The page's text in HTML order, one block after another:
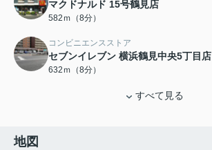
マクドナルド 15号鶴見店
582ｍ（8分）
コンビニエンスストア
セブンイレブン 横浜鶴見中央5丁目店
632ｍ（8分）
すべて見る
地図